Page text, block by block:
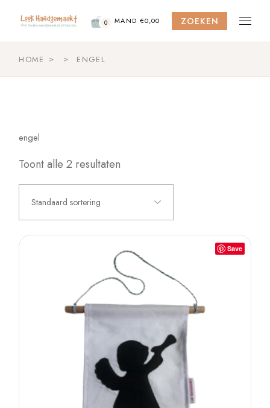
content
0 MAND €0,00 ZOEKEN
HOME ENGEL
engel
Toont alle 2 resultaten
Standaard sortering
Save